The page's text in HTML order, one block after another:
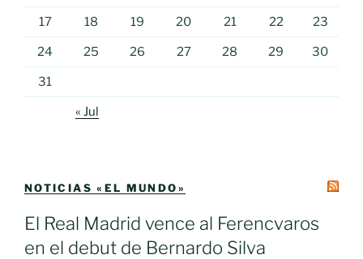
17 18 19 20 21 22 23
24 25 26 27 28 29 30
31
« Jul
NOTICIAS «EL MUNDO»
El Real Madrid vence al Ferencvaros
en el debut de Bernardo Silva